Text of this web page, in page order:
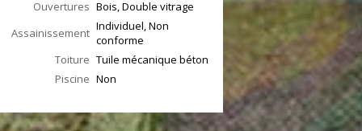
Ouvertures Bois, Double vitrage
Assainissement Individuel, Non
conforme
Toiture Tuile mécanique béton
Piscine Non